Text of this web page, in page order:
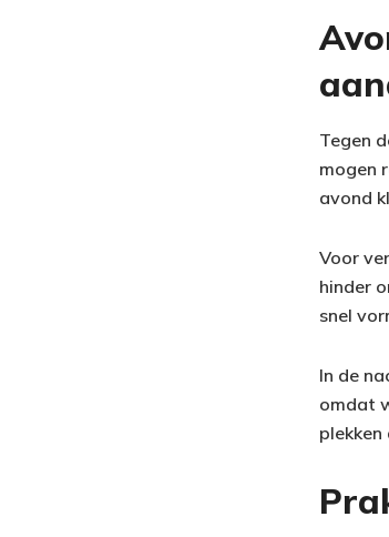
Tegen
mogen
avond
Voor
hinder
snel
In de
omdat
plekken